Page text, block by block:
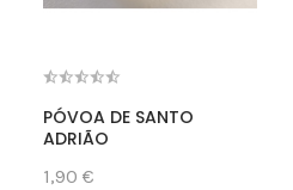
PÓVOA DE SANTO
ADRIÃO
1,90 €